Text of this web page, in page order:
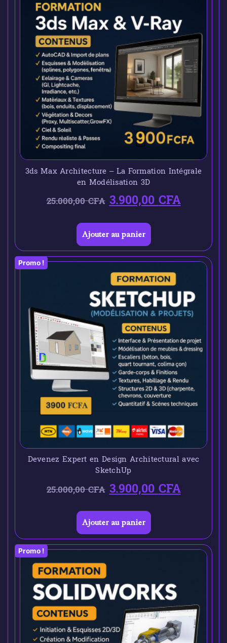
3ds Max Architecture – La Formation Intégrale
en Modélisation 3D
25.000,00CFA 3.900,00CFA
Ajouter au panier
Promo !
Devenez Expert en Design Architectural avec
SketchUp
25.000,00CFA 3.900,00CFA
Ajouter au panier
Promo !